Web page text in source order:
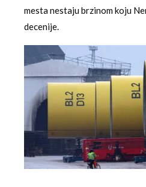
mesta nestaju brzinom koju
decenije.